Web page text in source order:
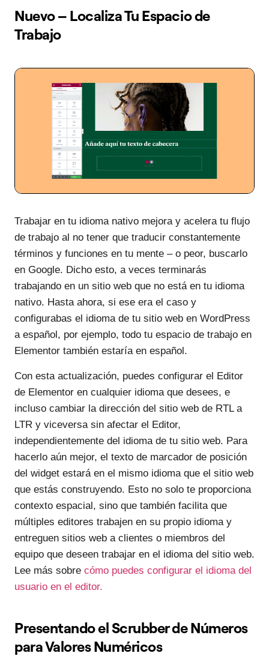
Nuevo – Localiza Tu Espacio de
Trabajo
Trabajar en tu idioma nativo mejora y acelera tu flujo
de trabajo al no tener que traducir constantemente
términos y funciones en tu mente – o peor, buscarlo
en Google. Dicho esto, a veces terminarás
trabajando en un sitio web que no está en tu idioma
nativo. Hasta ahora, si ese era el caso y
configurabas el idioma de tu sitio web en WordPress
a español, por ejemplo, todo tu espacio de trabajo en
Elementor también estaría en español.
Con esta actualización, puedes configurar el Editor
de Elementor en cualquier idioma que desees, e
incluso cambiar la dirección del sitio web de RTL a
LTR y viceversa sin afectar el Editor,
independientemente del idioma de tu sitio web. Para
hacerlo aún mejor, el texto de marcador de posición
del widget estará en el mismo idioma que el sitio web
que estás construyendo. Esto no solo te proporciona
contexto espacial, sino que también facilita que
múltiples editores trabajen en su propio idioma y
entreguen sitios web a clientes o miembros del
equipo que deseen trabajar en el idioma del sitio web.
Lee más sobre cómo puedes configurar el idioma del
usuario en el editor.
Presentando el Scrubber de Números
para Valores Numéricos